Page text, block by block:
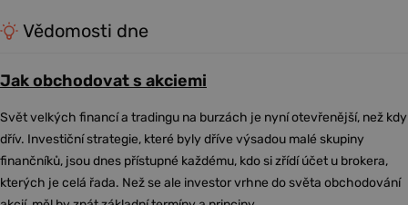
Vědomosti dne
Jak obchodovat s akciemi
Svět velkých financí a tradingu na burzách je nyní otevřenější, než kdy
dřív. Investiční strategie, které byly dříve výsadou malé skupiny
finančníků, jsou dnes přístupné každému, kdo si zřídí účet u brokera,
kterých je celá řada. Než se ale investor vrhne do světa obchodování